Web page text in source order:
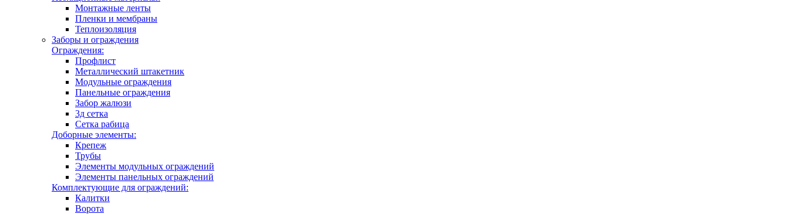
Монтажные ленты
Пленки и мембраны
Теплоизоляция
Заборы и ограждения
Ограждения:
Профлист
Металлический штакетник
Модульные ограждения
Панельные ограждения
Забор жалюзи
3д сетка
Сетка рабица
Доборные элементы:
Крепеж
Трубы
Элементы модульных ограждений
Элементы панельных ограждений
Комплектующие для ограждений:
Калитки
Ворота